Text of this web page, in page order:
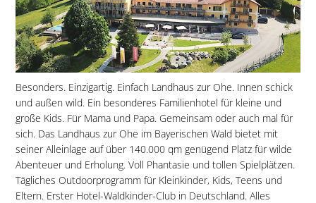
Besonders. Einzigartig. Einfach Landhaus zur Ohe. Innen schick
und außen wild. Ein besonderes Familienhotel für kleine und
große Kids. Für Mama und Papa. Gemeinsam oder auch mal für
sich. Das Landhaus zur Ohe im Bayerischen Wald bietet mit
seiner Alleinlage auf über 140.000 qm genügend Platz für wilde
Abenteuer und Erholung. Voll Phantasie und tollen Spielplätzen.
Tägliches Outdoorprogramm für Kleinkinder, Kids, Teens und
Eltern. Erster Hotel-Waldkinder-Club in Deutschland. Alles